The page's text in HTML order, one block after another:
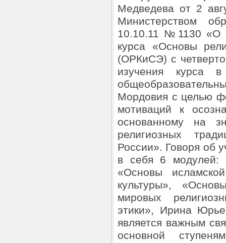
Медведева от 2
Министерством
10.10.11 №1130 «О
курса «Основы
(ОРКиСЭ) с
изучения курса
Мордовия с целью
мотиваций к
основанному на
религиозных
России». Говоря об
в себя 6 модулей:
«Основы
культуры»,
мировых
этики», Ирина
является важным
основной